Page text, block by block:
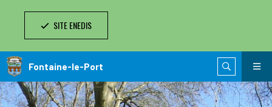
est
de
Le jour des travaux, si vous avez besoin d’information
complémentaire, vous pourrez nous joindre au numéro
SITE ENEDIS
Fontaine-le-Port